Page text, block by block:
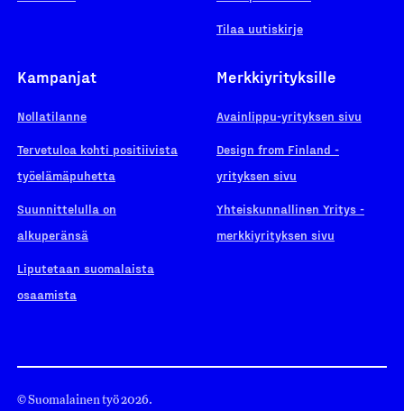
Tilaa uutiskirje
Kampanjat
Nollatilanne
Tervetuloa kohti positiivista
työelämäpuhetta
Suunnittelulla on
alkuperänsä
Liputetaan suomalaista
osaamista
Merkkiyrityksille
Avainlippu-yrityksen sivu
Design from Finland -
yrityksen sivu
Yhteiskunnallinen Yritys -
merkkiyrityksen sivu
© Suomalainen työ 2026.